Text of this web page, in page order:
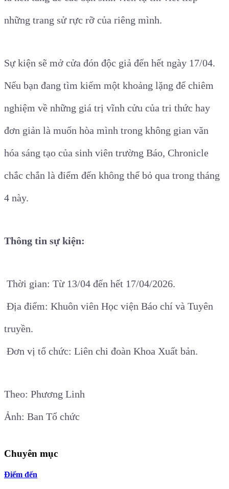
những trang sử rực rỡ của riêng mình.
Sự kiện sẽ mở cửa đón độc giả đến hết ngày 17/04.
Nếu bạn đang tìm kiếm một khoảng lặng để chiêm
nghiệm về những giá trị vĩnh cửu của tri thức hay
đơn giản là muốn hòa mình trong không gian văn
hóa sáng tạo của sinh viên trường Báo, Chronicle
chắc chắn là điểm đến không thể bỏ qua trong tháng
4 này.
Thông tin sự kiện:
Thời gian: Từ 13/04 đến hết 17/04/2026.
Địa điểm: Khuôn viên Học viện Báo chí và Tuyên
truyền.
Đơn vị tổ chức: Liên chi đoàn Khoa Xuất bản.
Theo: Phương Linh
Ảnh: Ban Tổ chức
Chuyên mục
Điểm đến